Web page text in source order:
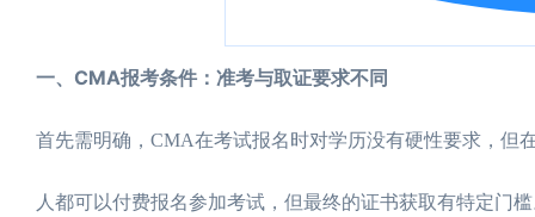
一、CMA报考条件：准考与取证要求不同
首先需明确，CMA在考试报名时对学历没有硬性要求，但
人都可以付费报名参加考试，但最终的证书获取有特定门